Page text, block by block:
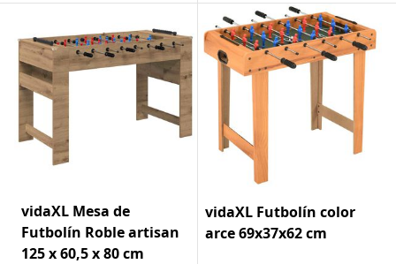
vidaXL Mesa de
Futbolín Roble artisan
125 x 60,5 x 80 cm
vidaXL Futbolín color
arce 69x37x62 cm